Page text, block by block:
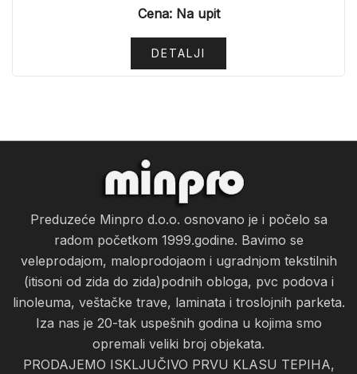
Cena: Na upit
DETALJI
Preduzeće Minpro d.o.o. osnovano je i počelo sa
radom početkom 1999.godine. Bavimo se
veleprodajom, maloprodojaom i ugradnjom tekstilnih
(itisoni od zida do zida)podnih obloga, pvc podova i
linoleuma, veštačke trave, laminata i troslojnih parketa.
Iza nas je 20-tak uspešnih godina u kojima smo
opremali veliki broj objekata.
PRODAJEMO ISKLJUČIVO PRVU KLASU TEPIHA,